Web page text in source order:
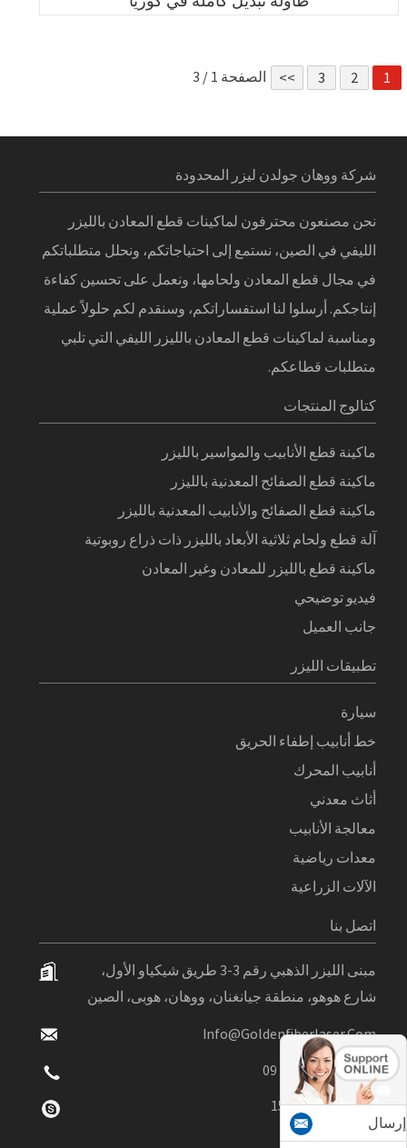
1
2
3
>> الصفحة 1 / 3
شركة ووهان جولدن ليزر المحدودة
نحن مصنعون محترفون لماكينات قطع المعادن بالليزر
الليفي في الصين، نستمع إلى احتياجاتكم، ونحلل متطلباتكم
في مجال قطع المعادن ولحامها، ونعمل على تحسين كفاءة
إنتاجكم. أرسلوا لنا استفساراتكم، وسنقدم لكم حلولاً عملية
ومناسبة لماكينات قطع المعادن بالليزر الليفي التي تلبي
متطلبات قطاعكم.
كتالوج المنتجات
ماكينة قطع الأنابيب والمواسير بالليزر
ماكينة قطع الصفائح المعدنية بالليزر
ماكينة قطع الصفائح والأنابيب المعدنية بالليزر
آلة قطع ولحام ثلاثية الأبعاد بالليزر ذات ذراع روبوتية
ماكينة قطع بالليزر للمعادن وغير المعادن
فيديو توضيحي
جانب العميل
تطبيقات الليزر
سيارة
خط أنابيب إطفاء الحريق
أنابيب المحرك
أثاث معدني
معالجة الأنابيب
معدات رياضية
الآلات الزراعية
اتصل بنا
مبنى الليزر الذهبي رقم 3-3 طريق شيكياو الأول،
شارع هوهو، منطقة جيانغنان، ووهان، هوبى، الصين
Info@goldenfiberlaser.com
+86 027 6175 01 09
+86 15802739301
إرسال